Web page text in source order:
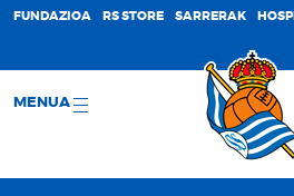
FUNDAZIOA RS STORE SARRERAK
MENUA